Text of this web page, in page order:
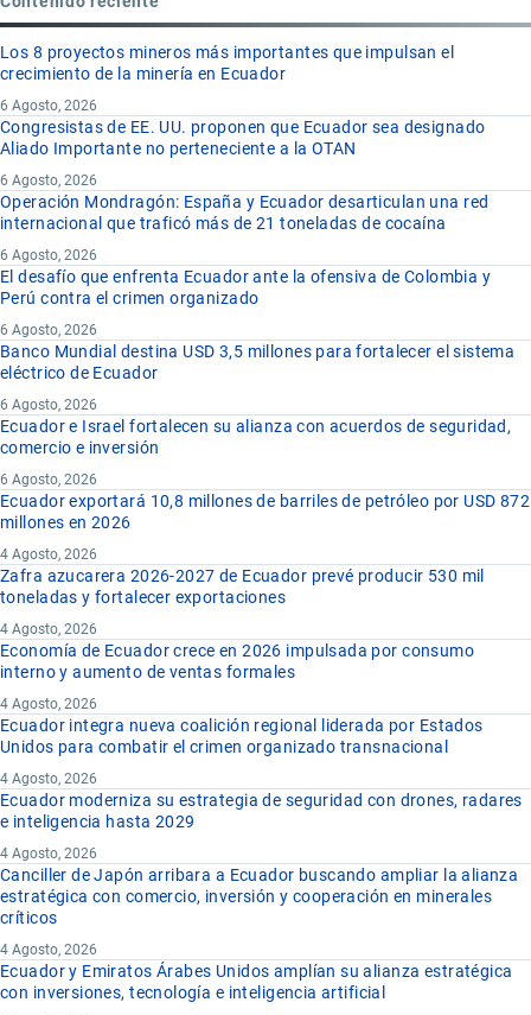
Los 8 proyectos mineros más importantes que impulsan el
crecimiento de la minería en Ecuador
6 Agosto, 2026
Congresistas de EE. UU. proponen que Ecuador sea designado
Aliado Importante no perteneciente a la OTAN
6 Agosto, 2026
Operación Mondragón: España y Ecuador desarticulan una red
internacional que traficó más de 21 toneladas de cocaína
6 Agosto, 2026
El desafío que enfrenta Ecuador ante la ofensiva de Colombia y
Perú contra el crimen organizado
6 Agosto, 2026
Banco Mundial destina USD 3,5 millones para fortalecer el sistema
eléctrico de Ecuador
6 Agosto, 2026
Ecuador e Israel fortalecen su alianza con acuerdos de seguridad,
comercio e inversión
6 Agosto, 2026
Ecuador exportará 10,8 millones de barriles de petróleo por USD 872
millones en 2026
4 Agosto, 2026
Zafra azucarera 2026-2027 de Ecuador prevé producir 530 mil
toneladas y fortalecer exportaciones
4 Agosto, 2026
Economía de Ecuador crece en 2026 impulsada por consumo
interno y aumento de ventas formales
4 Agosto, 2026
Ecuador integra nueva coalición regional liderada por Estados
Unidos para combatir el crimen organizado transnacional
4 Agosto, 2026
Ecuador moderniza su estrategia de seguridad con drones, radares
e inteligencia hasta 2029
4 Agosto, 2026
Canciller de Japón arribara a Ecuador buscando ampliar la alianza
estratégica con comercio, inversión y cooperación en minerales
críticos
4 Agosto, 2026
Ecuador y Emiratos Árabes Unidos amplían su alianza estratégica
con inversiones, tecnología e inteligencia artificial